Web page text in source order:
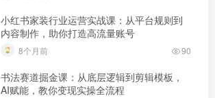
小红书家装行业运营实战课：从平台规则到
内容制作，助你打造高流量账号
8个月前 90
书法赛道掘金课：从底层逻辑到剪辑模板，
AI赋能，教你变现实操全流程